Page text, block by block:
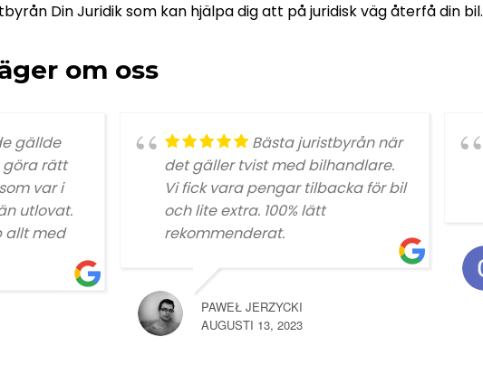
Din Juridik som kan hjälpa dig att på juridisk väg återfå din bil.
om oss
gällde
göra rätt
var i
utlovat.
allt med
Bästa juristbyrån när
det gäller tvist med bilhandlare.
Vi fick vara pengar tilbacka för bil
och lite extra. 100% lätt
rekommenderat.
PAWEŁ JERZYCKI
AUGUSTI 13, 2023